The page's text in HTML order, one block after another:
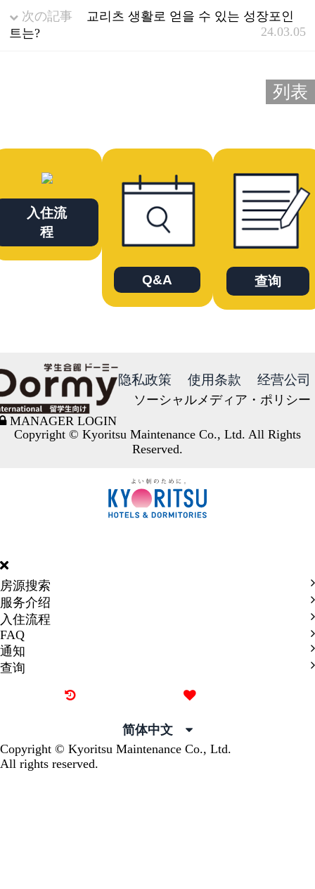
次の記事
교리츠 생활로 얻을 수 있는 성장포인
트는?
24.03.05
列表
入住流
程
Q&A 查询
MANAGER LOGIN
隐私政策 使用条款 经营公司
ソーシャルメディア・ポリシー
Copyright © Kyoritsu Maintenance Co., Ltd. All Rights
Reserved.
房源搜索
服务介绍
入住流程
FAQ
通知
查询
简体中文
Copyright © Kyoritsu Maintenance Co., Ltd.
All rights reserved.